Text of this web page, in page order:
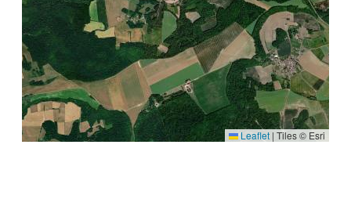
Leaflet | Tiles © Esri